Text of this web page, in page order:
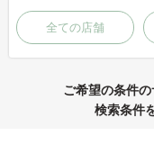
全ての店舗
ご希望の条件の
検索条件